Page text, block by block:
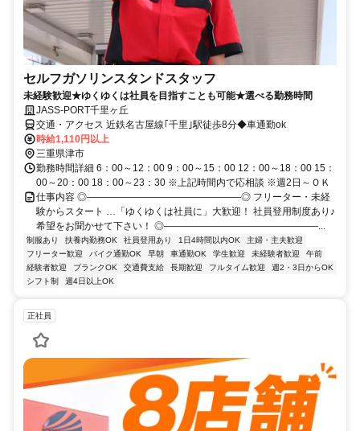
セルフガソリンスタンドスタッフ
未経験歓迎★ゆくゆくは社員を目指すことも可能★選べる勤務時間
JASS-PORT千里ヶ丘
交通・アクセス 近鉄名古屋線｢千里｣駅徒歩8分◆車通勤ok
時給1,110円以上
三重県津市
勤務時間詳細 6：00～12：00 9：00～15：00 12：00～18：00 15：
00～20：00 18：00～23：30 ※上記時間内で応相談 ※週2日～ＯＫ
仕事内容 ◎――――――――――――――――◎ フリーター・未経
験からスタート …「ゆくゆくは社員に」大歓迎！ 社員登用制度あり♪
希望をお聞かせて下さい！ ◎――――――――――――――――...
制服あり 扶養内勤務OK 社員登用あり 1日4時間以内OK
主婦・主夫歓迎
フリーター歓迎
バイク通勤OK 早朝 車通勤OK 学生歓迎 未経験者歓迎
午前
経験者歓迎
ブランクOK 交通費支給 長期歓迎 フルタイム歓迎
週2・3日からOK
シフト制
週4日以上OK
正社員